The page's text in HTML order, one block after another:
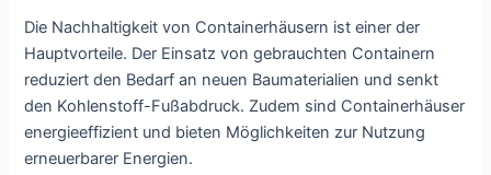
Die Nachhaltigkeit von Containerhäusern ist einer der
Hauptvorteile. Der Einsatz von gebrauchten Containern
reduziert den Bedarf an neuen Baumaterialien und senkt
den Kohlenstoff-Fußabdruck. Zudem sind Containerhäuser
energieeffizient und bieten Möglichkeiten zur Nutzung
erneuerbarer Energien.